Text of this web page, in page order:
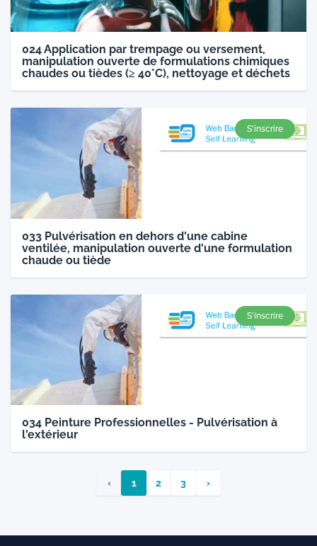
024 Application par trempage ou versement,
manipulation ouverte de formulations chimiques
chaudes ou tièdes (≥ 40°C), nettoyage et déchets
S'inscrire
033 Pulvérisation en dehors d'une cabine
ventilée, manipulation ouverte d'une formulation
chaude ou tiède
S'inscrire
034 Peinture Professionnelles - Pulvérisation à
l'extérieur
‹ 1 2 3 ›